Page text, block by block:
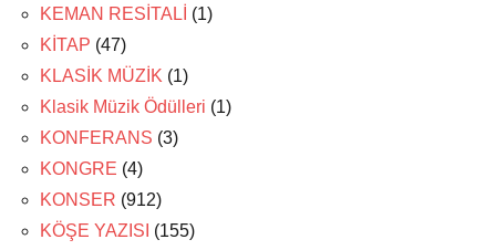
KEMAN RESİTALİ (1)
KİTAP (47)
KLASİK MÜZİK (1)
Klasik Müzik Ödülleri (1)
KONFERANS (3)
KONGRE (4)
KONSER (912)
KÖŞE YAZISI (155)